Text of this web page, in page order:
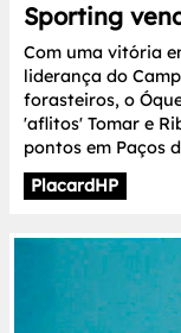
Sporting
Com uma vitória
liderança do
forasteiros, o
'aflitos' Tomar e
pontos em Paços
PlacardHP